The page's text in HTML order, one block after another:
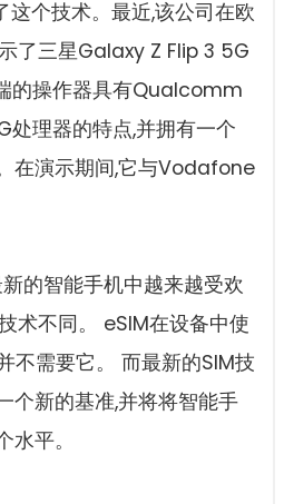
个技术。最近,该公司在欧
了三星Galaxy Z Flip 3 5G
的操作器具有Qualcomm
理器的特点,并拥有一个
在演示期间,它与Vodafone
的智能手机中越来越受欢
术不同。 eSIM在设备中使
不需要它。 而最新的SIM技
个新的基准,并将将智能手
平。